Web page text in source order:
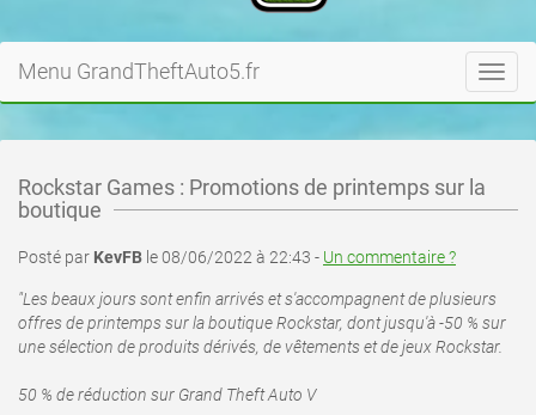
Menu GrandTheftAuto5.fr
Rockstar Games : Promotions de printemps sur la
boutique
Posté par KevFB le 08/06/2022 à 22:43 - Un commentaire ?
"Les beaux jours sont enfin arrivés et s'accompagnent de plusieurs
offres de printemps sur la boutique Rockstar, dont jusqu'à -50 % sur
une sélection de produits dérivés, de vêtements et de jeux Rockstar.
50 % de réduction sur Grand Theft Auto V